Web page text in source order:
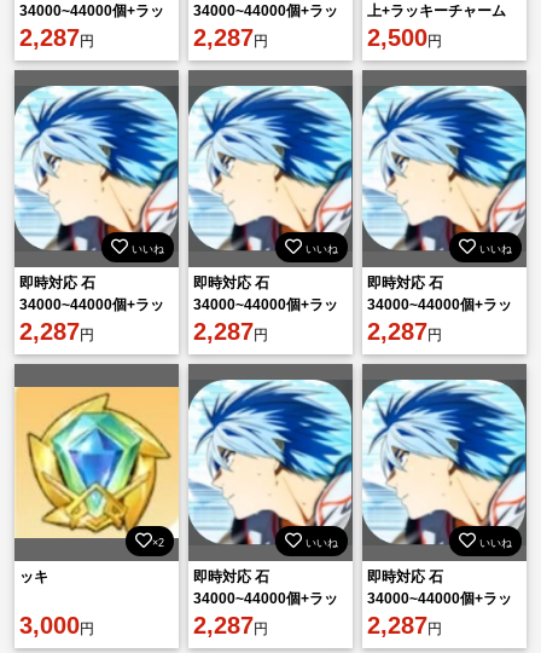
34000~44000個+ラッ
キーチャーム2-4枚 初
期垢 直接購入OK！
2,287円
34000~44000個+ラッ
キーチャーム2-4枚 初
期垢 直接購入OK！
2,287円
上+ラッキーチャーム
×3+大量のリソース
2,500円
いいね
即時対応 石
34000~44000個+ラッ
キーチャーム2-4枚 初
期垢 直接購入OK！
2,287円
いいね
即時対応 石
34000~44000個+ラッ
キーチャーム2-4枚 初
期垢 直接購入OK！
2,287円
いいね
即時対応 石
34000~44000個+ラッ
キーチャーム2-4枚 初
期垢 直接購入OK！
2,287円
×2
ッキ
3,000円
いいね
即時対応 石
34000~44000個+ラッ
キーチャーム2-4枚 初
期垢 直接購入OK！
2,287円
いいね
即時対応 石
34000~44000個+ラッ
キーチャーム2-4枚 初
期垢 直接購入OK！
2,287円